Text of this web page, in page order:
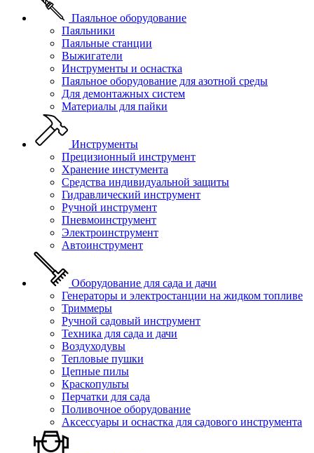
Паяльное оборудование
Паяльники
Паяльные станции
Выжигатели
Инструменты и оснастка
Паяльное оборудование для азотной среды
Для демонтажных систем
Материалы для пайки
Инструменты
Прецизионный инструмент
Хранение инстумента
Средства индивидуальной защиты
Гидравлический инструмент
Ручной инструмент
Пневмоинструмент
Электроинструмент
Автоинструмент
Оборудование для сада и дачи
Генераторы и электростанции на жидком топливе
Триммеры
Ручной садовый инструмент
Техника для сада и дачи
Воздуходувы
Тепловые пушки
Цепные пилы
Краскопульты
Перчатки для сада
Поливочное оборудование
Аксессуары и оснастка для садового инструмента